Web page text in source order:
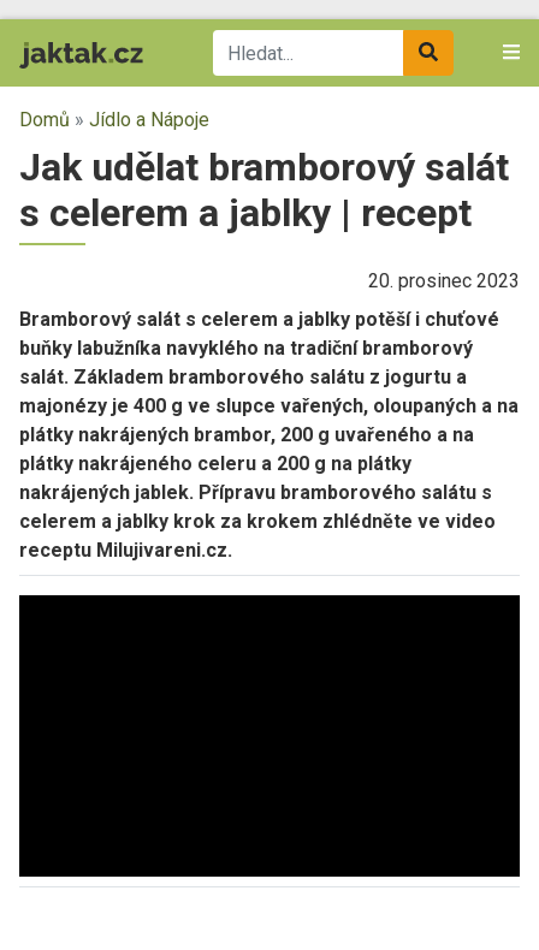
Domů » Jídlo a Nápoje
Jak udělat bramborový salát
s celerem a jablky | recept
20. prosinec 2023
Bramborový salát s celerem a jablky potěší i chuťové
buňky labužníka navyklého na tradiční bramborový
salát. Základem bramborového salátu z jogurtu a
majonézy je 400 g ve slupce vařených, oloupaných a na
plátky nakrájených brambor, 200 g uvařeného a na
plátky nakrájeného celeru a 200 g na plátky
nakrájených jablek. Přípravu bramborového salátu s
celerem a jablky krok za krokem zhlédněte ve video
receptu Milujivareni.cz.